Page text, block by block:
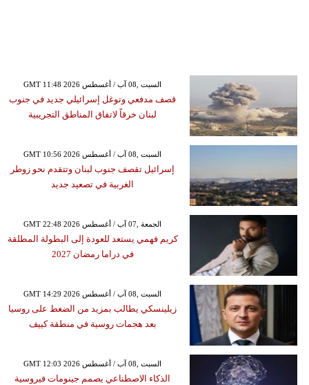
GMT 11:48 2026 السبت ,08 آب / أغسطس
قصف مدفعي وتوغل إسرائيلي جديد في جنوب
لبنان خرقاً لاتفاق المناطق التجريبية
GMT 10:56 2026 السبت ,08 آب / أغسطس
إسرائيل تقصف جنوب لبنان وتتقدم نحو زوطر
الغربية في تصعيد جديد
GMT 22:48 2026 الجمعة ,07 آب / أغسطس
كريم فهمي يستعد للعودة إلى البطولة المطلقة
في دراما رمضان 2027
GMT 14:29 2026 السبت ,08 آب / أغسطس
زيلينسكي يطالب بمزيد من الضغط على روسيا
بعد هجمات روسية في منطقة كييف
GMT 12:03 2026 السبت ,08 آب / أغسطس
الذكاء الاصطناعي يصمم جينومات فيروسية